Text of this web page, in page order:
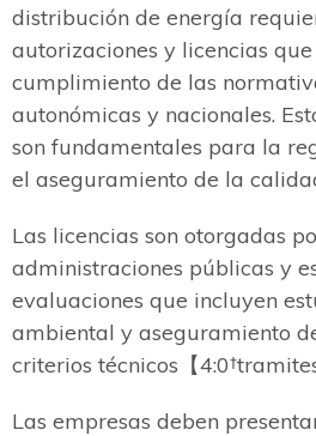
distribución de energía
autorizaciones y licencias
cumplimiento de las
autonómicas y nacionales.
son fundamentales para la
el aseguramiento de la
Las licencias son otorgadas
administraciones públicas y
evaluaciones que incluyen
ambiental y aseguramiento
criterios técnicos【
Las empresas deben